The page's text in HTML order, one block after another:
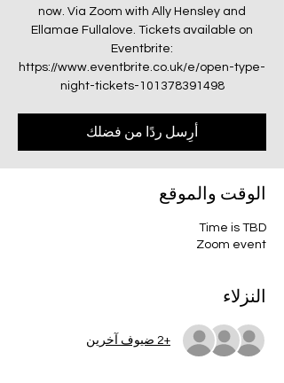
now. Via Zoom with Ally Hensley and
Ellamae Fullalove. Tickets available on
Eventbrite:
https://www.eventbrite.co.uk/e/open-type-
night-tickets-101378391498
أرِسل ردًا من فضلك
الوقت والموقع
Time is TBD
Zoom event
النزلاء
+2 ضيوف آخرين